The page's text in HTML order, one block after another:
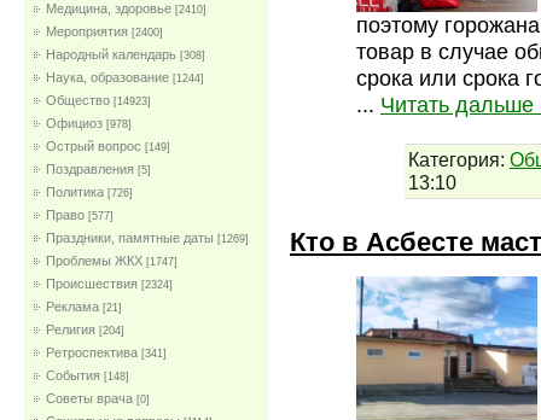
Медицина, здоровье [2410]
Мероприятия [2400]
Народный календарь [308]
Наука, образование [1244]
Общество [14923]
Официоз [978]
Острый вопрос [149]
Поздравления [5]
Политика [726]
Право [577]
Праздники, памятные даты [1269]
Проблемы ЖКХ [1747]
Проиcшествия [2324]
Реклама [21]
Религия [204]
Ретроспектива [341]
События [148]
Советы врача [0]
поэтому
товар в случае
срока или срока
... Читать дальше
Категория:
13:10
Кто в Асбесте